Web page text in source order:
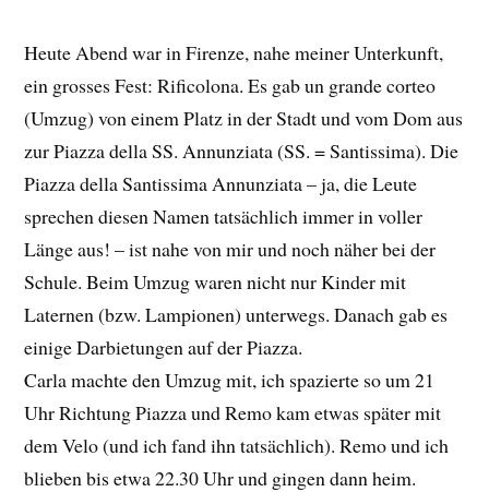
Heute Abend war in Firenze, nahe meiner Unterkunft,
ein grosses Fest: Rificolona. Es gab un grande corteo
(Umzug) von einem Platz in der Stadt und vom Dom aus
zur Piazza della SS. Annunziata (SS. = Santissima). Die
Piazza della Santissima Annunziata – ja, die Leute
sprechen diesen Namen tatsächlich immer in voller
Länge aus! – ist nahe von mir und noch näher bei der
Schule. Beim Umzug waren nicht nur Kinder mit
Laternen (bzw. Lampionen) unterwegs. Danach gab es
einige Darbietungen auf der Piazza.
Carla machte den Umzug mit, ich spazierte so um 21
Uhr Richtung Piazza und Remo kam etwas später mit
dem Velo (und ich fand ihn tatsächlich). Remo und ich
blieben bis etwa 22.30 Uhr und gingen dann heim.